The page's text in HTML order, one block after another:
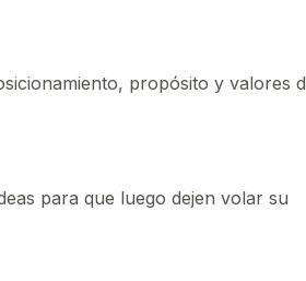
propósito y valores
para que luego dejen volar su